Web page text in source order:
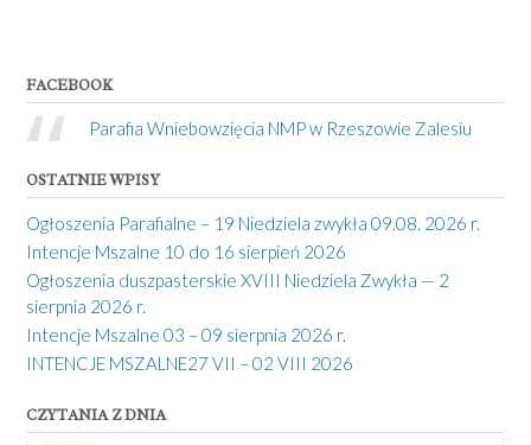
FACEBOOK
Parafia Wniebowzięcia NMP w Rzeszowie Zalesiu
OSTATNIE WPISY
Ogłoszenia Parafialne – 19 Niedziela zwykła 09.08. 2026 r.
Intencje Mszalne 10 do 16 sierpień 2026
Ogłoszenia duszpasterskie XVIII Niedziela Zwykła — 2
sierpnia 2026 r.
Intencje Mszalne 03 – 09 sierpnia 2026 r.
INTENCJE MSZALNE27 VII – 02 VIII 2026
CZYTANIA Z DNIA